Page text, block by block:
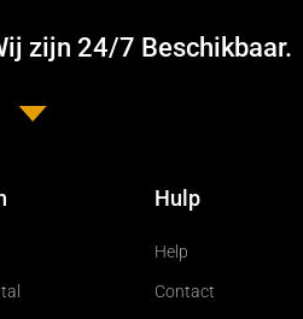
zijn 24/7 Beschikbaar.
Hulp
Help
Contact